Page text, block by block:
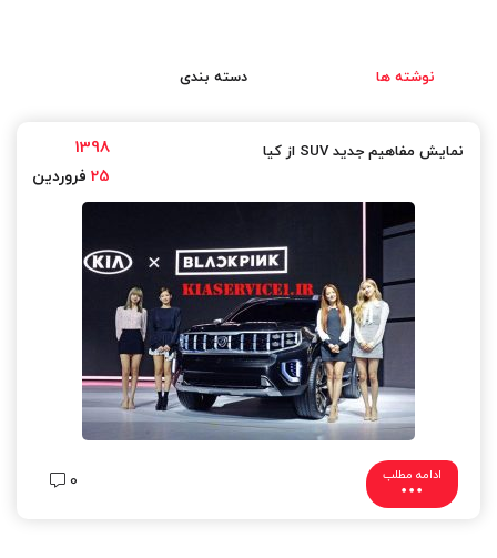
نوشته ها دسته بندی
نمایش مفاهیم جدید SUV از کیا 1398
25 فروردین
ادامه مطلب 0